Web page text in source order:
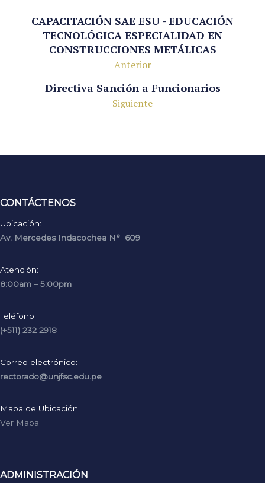
CAPACITACIÓN SAE ESU - EDUCACIÓN
TECNOLÓGICA ESPECIALIDAD EN
CONSTRUCCIONES METÁLICAS
Anterior
Directiva Sanción a Funcionarios
Siguiente
CONTÁCTENOS
Ubicación:
Av. Mercedes Indacochea N° 609
Atención:
8:00am – 5:00pm
Teléfono:
(+511) 232 2918
Correo electrónico:
rectorado@unjfsc.edu.pe
Mapa de Ubicación:
Ver Mapa
ADMINISTRACIÓN